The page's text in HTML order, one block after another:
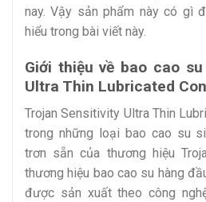
nay. Vậy sản phẩm này có gì
hiểu trong bài viết này.
Giới thiệu về bao cao
Ultra Thin Lubricated
Trojan Sensitivity Ultra Thin
trong những loại bao cao su
trơn sẵn của thương hiệu
thương hiệu bao cao su hàng
được sản xuất theo công